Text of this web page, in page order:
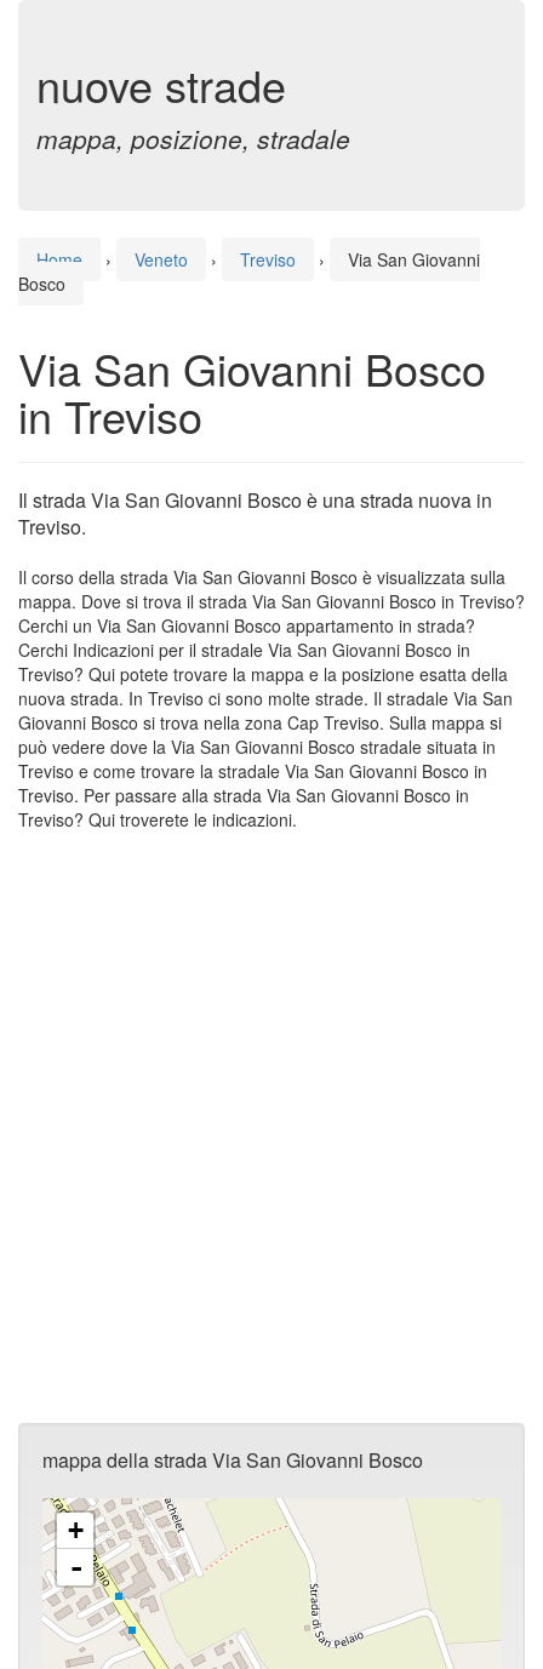
nuove strade
mappa, posizione, stradale
Home › Veneto › Treviso ›
Via San Giovanni
Bosco
Via San Giovanni Bosco
in Treviso
Il strada Via San Giovanni Bosco è una strada nuova in
Treviso.
Il corso della strada Via San Giovanni Bosco è visualizzata sulla
mappa. Dove si trova il strada Via San Giovanni Bosco in Treviso?
Cerchi un Via San Giovanni Bosco appartamento in strada?
Cerchi Indicazioni per il stradale Via San Giovanni Bosco in
Treviso? Qui potete trovare la mappa e la posizione esatta della
nuova strada. In Treviso ci sono molte strade. Il stradale Via San
Giovanni Bosco si trova nella zona Cap Treviso. Sulla mappa si
può vedere dove la Via San Giovanni Bosco stradale situata in
Treviso e come trovare la stradale Via San Giovanni Bosco in
Treviso. Per passare alla strada Via San Giovanni Bosco in
Treviso? Qui troverete le indicazioni.
mappa della strada Via San Giovanni Bosco
+
-